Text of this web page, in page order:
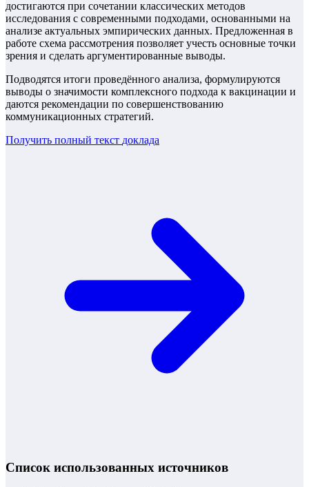
достигаются при сочетании классических методов
исследования с современными подходами, основанными на
анализе актуальных эмпирических данных. Предложенная в
работе схема рассмотрения позволяет учесть основные точки
зрения и сделать аргументированные выводы.
Подводятся итоги проведённого анализа, формулируются
выводы о значимости комплексного подхода к вакцинации и
даются рекомендации по совершенствованию
коммуникационных стратегий.
Получить полный текст доклада
Список использованных источников